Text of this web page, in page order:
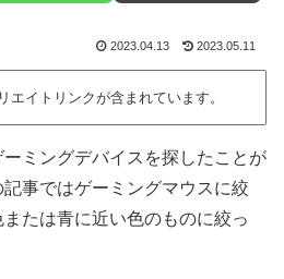
2023.04.13 2023.05.11
エイトリンクが含まれています。
ミングデバイスを探したことが
事ではゲーミングマウスに絞
たは青に近い色のものに絞っ